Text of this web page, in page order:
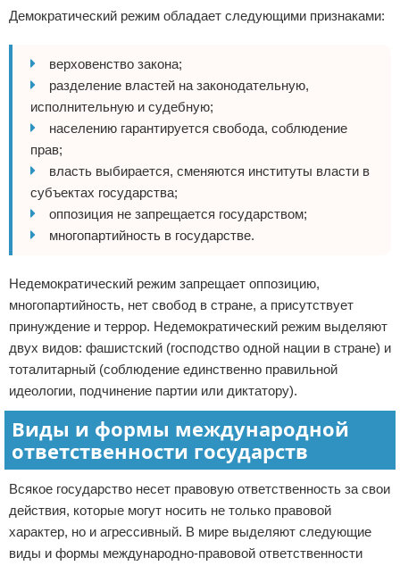
Демократический режим обладает следующими признаками:
верховенство закона;
разделение властей на законодательную,
исполнительную и судебную;
населению гарантируется свобода, соблюдение
прав;
власть выбирается, сменяются институты власти в
субъектах государства;
оппозиция не запрещается государством;
многопартийность в государстве.
Недемократический режим запрещает оппозицию,
многопартийность, нет свобод в стране, а присутствует
принуждение и террор. Недемократический режим выделяют
двух видов: фашистский (господство одной нации в стране) и
тоталитарный (соблюдение единственно правильной
идеологии, подчинение партии или диктатору).
Виды и формы международной
ответственности государств
Всякое государство несет правовую ответственность за свои
действия, которые могут носить не только правовой
характер, но и агрессивный. В мире выделяют следующие
виды и формы международно-правовой ответственности